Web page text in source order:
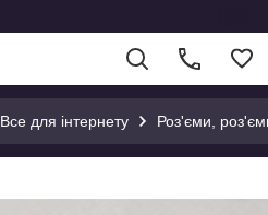
Все для інтернету Роз'єми,